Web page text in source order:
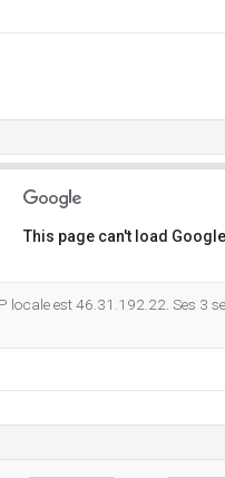
This page can't load
locale est 46.31.192.22. Ses 3